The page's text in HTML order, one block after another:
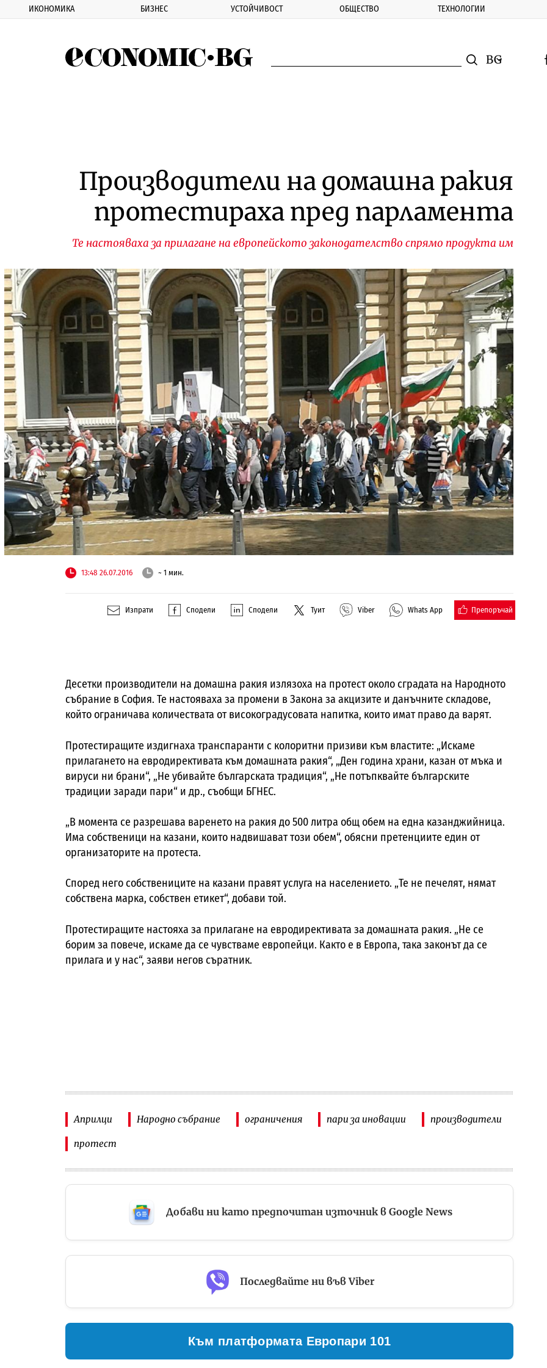
ИКОНОМИКА БИЗНЕС УСТОЙЧИВОСТ ОБЩЕСТВО ТЕХНОЛОГИИ
Смяна на
Производители на домашна ракия
протестираха пред парламента
Те настояваха за прилагане на европейското законодателство спрямо продукта им
13:48 26.07.2016 ~ 1 мин.
Изпрати Сподели Сподели Туит Viber Whats App Препоръчай
Десетки производители на домашна ракия излязоха на протест около сградата на Народното
събрание в София. Те настояваха за промени в Закона за акцизите и данъчните складове,
който ограничава количествата от високоградусовата напитка, които имат право да варят.
Протестиращите издигнаха транспаранти с колоритни призиви към властите: „Искаме
прилагането на евродирективата към домашната ракия“, „Ден година храни, казан от мъка и
вируси ни брани“, „Не убивайте българската традиция“, „Не потъпквайте българските
традиции заради пари“ и др., съобщи БГНЕС.
„В момента се разрешава варенето на ракия до 500 литра общ обем на една казанджийница.
Има собственици на казани, които надвишават този обем“, обясни претенциите един от
организаторите на протеста.
Според него собствениците на казани правят услуга на населението. „Те не печелят, нямат
собствена марка, собствен етикет“, добави той.
Протестиращите настояха за прилагане на евродирективата за домашната ракия. „Не се
борим за повече, искаме да се чувстваме европейци. Както е в Европа, така законът да се
прилага и у нас“, заяви негов съратник.
Априлци Народно събрание ограничения пари за иновации производители
протест
Добави ни като предпочитан източник в Google News
Последвайте ни във Viber
Към платформата Европари 101